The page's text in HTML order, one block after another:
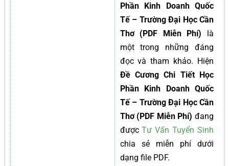
Phần Kinh Doanh Quốc
Tế – Trường Đại Học Cần
Thơ (PDF Miễn Phí) là
một trong những đáng
đọc và tham khảo. Hiện
Đề Cương Chi Tiết Học
Phần Kinh Doanh Quốc
Tế – Trường Đại Học Cần
Thơ (PDF Miễn Phí) đang
đượcTư Vấn Tuyển Sinh
chia sẻ miễn phí dưới
dạng file PDF.